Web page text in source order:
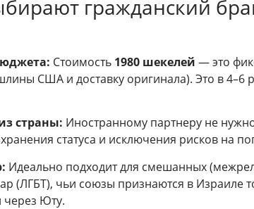
гражданский
Стоимость 1980 шекелей — это
США и доставку оригинала). Это в 4–6
страны: Иностранному партнеру не
статуса и исключения рисков на
Идеально подходит для смешанных
(ЛГБТ), чьи союзы признаются в Израиле
Юту.